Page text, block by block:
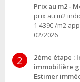
Prix au m2 -
prix au m2
1 439€ /m2
02/2026
2
2ème étape :
immobilière
Estimer